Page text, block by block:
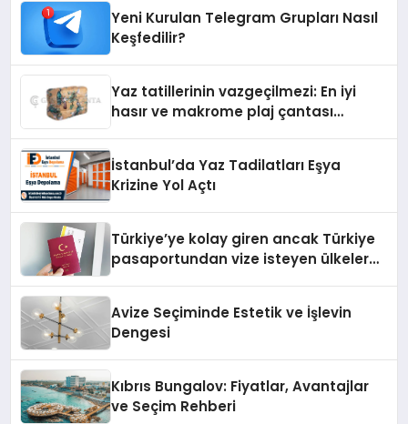
Yeni Kurulan Telegram Grupları Nasıl
Keşfedilir?
Yaz tatillerinin vazgeçilmezi: En iyi
hasır ve makrome plaj çantası
İstanbul’da Yaz Tadilatları Eşya
Krizine Yol Açtı
Türkiye’ye kolay giren ancak Türkiye
pasaportundan vize isteyen ülkeler
Avize Seçiminde Estetik ve İşlevin
Dengesi
Kıbrıs Bungalov: Fiyatlar, Avantajlar
ve Seçim Rehberi